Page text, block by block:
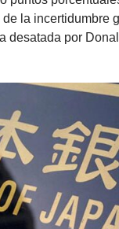
la incertidumbre
desatada por